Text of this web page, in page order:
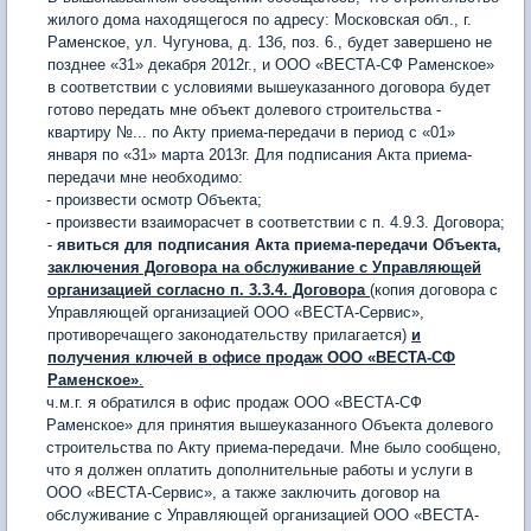
жилого дома находящегося по адресу: Московская обл., г.
Раменское, ул. Чугунова, д. 13б, поз. 6., будет завершено не
позднее «31» декабря 2012г., и ООО «ВЕСТА-СФ Раменское»
в соответствии с условиями вышеуказанного договора будет
готово передать мне объект долевого строительства -
квартиру №... по Акту приема-передачи в период с «01»
января по «31» марта 2013г. Для подписания Акта приема-
передачи мне необходимо:
- произвести осмотр Объекта;
- произвести взаиморасчет в соответствии с п. 4.9.3. Договора;
-явиться для подписания Акта приема-передачи Объекта,
заключения Договора на обслуживание с Управляющей
организацией согласно п. 3.3.4. Договора(копия договора с
Управляющей организацией ООО «ВЕСТА-Сервис»,
противоречащего законодательству прилагается) и
получения ключей в офисе продаж ООО «ВЕСТА-СФ
Раменское»
ч.м.г. я обратился в офис продаж ООО «ВЕСТА-СФ
Раменское» для принятия вышеуказанного Объекта долевого
строительства по Акту приема-передачи. Мне было сообщено,
что я должен оплатить дополнительные работы и услуги в
ООО «ВЕСТА-Сервис», а также заключить договор на
обслуживание с Управляющей организацией ООО «ВЕСТА-